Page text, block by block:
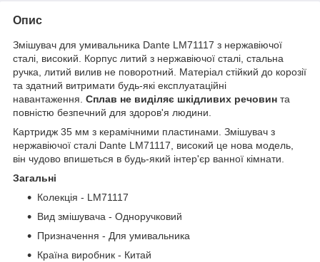
Опис
Змішувач для умивальника Dante LM71117 з нержавіючої
сталі, високий. Корпус литий з нержавіючої сталі, стальна
ручка, литий вилив не поворотний. Матеріал стійкий до корозії
та здатний витримати будь-які експлуатаційні
навантаження. Сплав не виділяє шкідливих речовин та
повністю безпечний для здоров'я людини.
Картридж 35 мм з керамічними пластинами. Змішувач з
нержавіючої сталі Dante LM71117, високий це нова модель,
він чудово впишеться в будь-який інтер'єр ванної кімнати.
Загальні
Колекція - LM71117
Вид змішувача - Одноручковий
Призначення - Для умивальника
Країна виробник - Китай